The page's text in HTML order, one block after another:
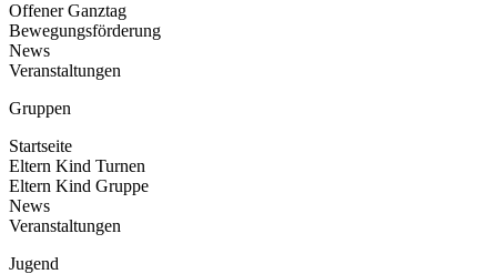
Offener Ganztag
Bewegungsförderung
News
Veranstaltungen
Gruppen
Startseite
Eltern Kind Turnen
Eltern Kind Gruppe
News
Veranstaltungen
Jugend